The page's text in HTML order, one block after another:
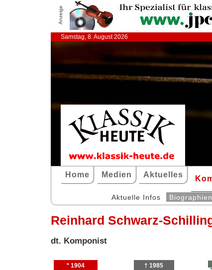
Anzeige
Samstag, 8. August 2026
Home Medien Aktuelles
Aktuelle Infos Biographien
Reinhard Schwarz-
dt. Komponist
* 1904 † 1985